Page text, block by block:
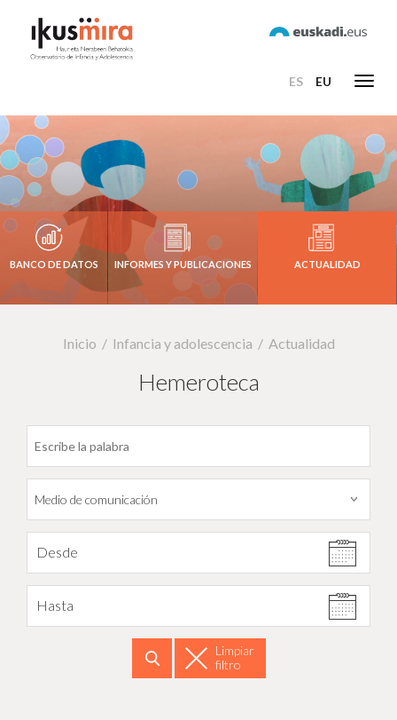
ES EU
BANCO DE DATOS INFORMES Y PUBLICACIONES ACTUALIDAD
Inicio Infancia y adolescencia Actualidad
Hemeroteca
Filtrar por fecha
Desde
Hasta
Limpiar
filtro